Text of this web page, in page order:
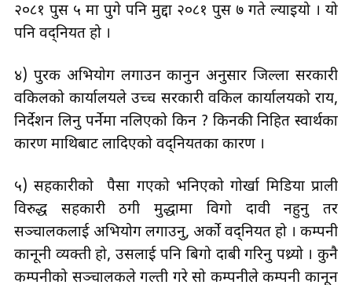
२०८१ पुस ५ मा पुगे पनि मुद्दा २०८१ पुस ७ गते ल्याइयो । यो
पनि वद्नियत हो ।
४) पुरक अभियोग लगाउन कानुन अनुसार जिल्ला सरकारी
वकिलको कार्यालयले उच्च सरकारी वकिल कार्यालयको राय,
निर्देशन लिनु पर्नेमा नलिएको किन ? किनकी निहित स्वार्थका
कारण माथिबाट लादिएको वद्नियतका कारण ।
५) सहकारीको पैसा गएको भनिएको गोर्खा मिडिया प्राली
विरुद्ध सहकारी ठगी मुद्धामा विगो दावी नहुनु तर
सञ्चालकलाई अभियोग लगाउनु, अर्को वद्नियत हो । कम्पनी
कानूनी व्यक्ती हो, उसलाई पनि बिगो दाबी गरिनु पथ्र्यो । कुनै
कम्पनीको सञ्चालकले गल्ती गरे सो कम्पनीले कम्पनी कानून